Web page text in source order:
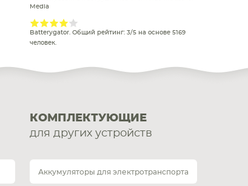
Media
Batterygator. Общий рейтинг: 3/5 на основе 5169
человек.
КОМПЛЕКТУЮЩИЕ
для других устройств
Аккумуляторы для электротранспорта